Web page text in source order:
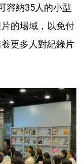
容納35人的小型
的場域，以免付
更多人對紀錄片